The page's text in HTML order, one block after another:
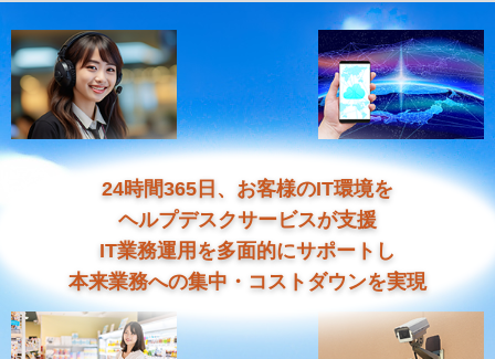
24時間365日、お客様のIT環境を
ヘルプデスクサービスが支援
IT業務運用を多面的にサポートし
本来業務への集中・コストダウンを実現